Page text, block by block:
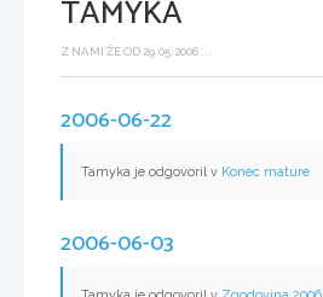
TAMYKA
Z NAMI ŽE OD 29.05.2006 ...
2006-06-22
Tamyka je odgovoril v Konec mature
2006-06-03